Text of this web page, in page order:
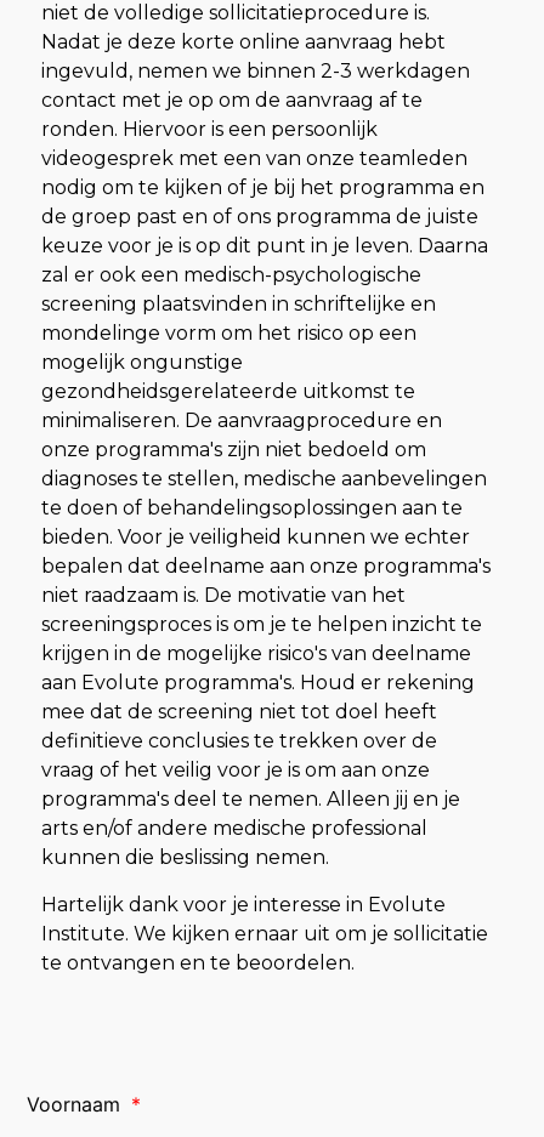
niet de volledige sollicitatieprocedure is.
Nadat je deze korte online aanvraag hebt
ingevuld, nemen we binnen 2-3 werkdagen
contact met je op om de aanvraag af te
ronden. Hiervoor is een persoonlijk
videogesprek met een van onze teamleden
nodig om te kijken of je bij het programma en
de groep past en of ons programma de juiste
keuze voor je is op dit punt in je leven. Daarna
zal er ook een medisch-psychologische
screening plaatsvinden in schriftelijke en
mondelinge vorm om het risico op een
mogelijk ongunstige
gezondheidsgerelateerde uitkomst te
minimaliseren. De aanvraagprocedure en
onze programma's zijn niet bedoeld om
diagnoses te stellen, medische aanbevelingen
te doen of behandelingsoplossingen aan te
bieden. Voor je veiligheid kunnen we echter
bepalen dat deelname aan onze programma's
niet raadzaam is. De motivatie van het
screeningsproces is om je te helpen inzicht te
krijgen in de mogelijke risico's van deelname
aan Evolute programma's. Houd er rekening
mee dat de screening niet tot doel heeft
definitieve conclusies te trekken over de
vraag of het veilig voor je is om aan onze
programma's deel te nemen. Alleen jij en je
arts en/of andere medische professional
kunnen die beslissing nemen.
Hartelijk dank voor je interesse in Evolute
Institute. We kijken ernaar uit om je sollicitatie
te ontvangen en te beoordelen.
Voornaam